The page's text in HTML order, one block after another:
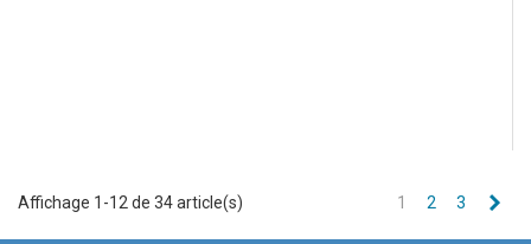
Affichage 1-12 de 34 article(s) 1 2 3